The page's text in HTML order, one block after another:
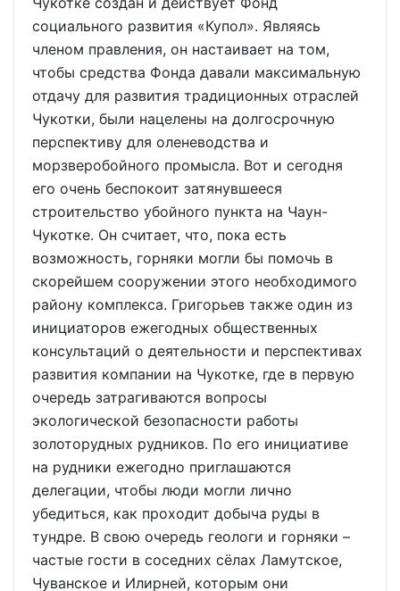
социального развития «Купол». Являясь
членом правления, он настаивает на том,
чтобы средства Фонда давали максимальную
отдачу для развития традиционных отраслей
Чукотки, были нацелены на долгосрочную
перспективу для оленеводства и
морзверобойного промысла. Вот и сегодня
его очень беспокоит затянувшееся
строительство убойного пункта на Чаун-
Чукотке. Он считает, что, пока есть
возможность, горняки могли бы помочь в
скорейшем сооружении этого необходимого
району комплекса. Григорьев также один из
инициаторов ежегодных общественных
консультаций о деятельности и перспективах
развития компании на Чукотке, где в первую
очередь затрагиваются вопросы
экологической безопасности работы
золоторудных рудников. По его инициативе
на рудники ежегодно приглашаются
делегации, чтобы люди могли лично
убедиться, как проходит добыча руды в
тундре. В свою очередь геологи и горняки –
частые гости в соседних сёлах Ламутское,
Чуванское и Илирней, которым они